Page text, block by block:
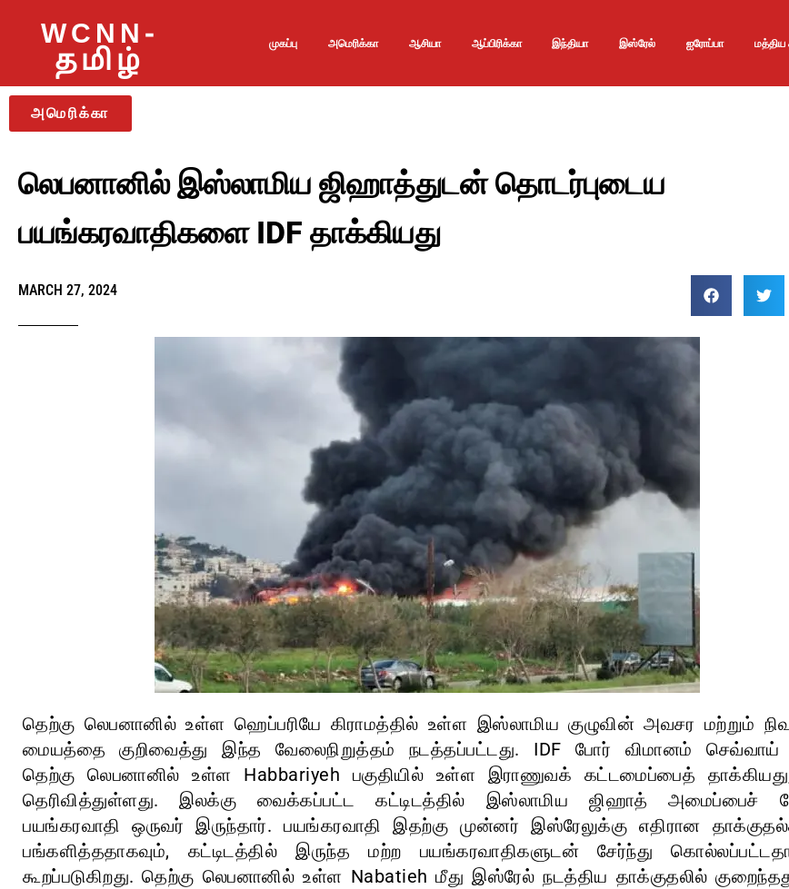
WCNN-
தமிழ்
முகப்பு அமெரிக்கா ஆசியா ஆப்பிரிக்கா இந்தியா இஸ்ரேல் ஐரோப்பா மத்திய
அமெரிக்கா
லெபனானில் இஸ்லாமிய ஜிஹாத்துடன் தொடர்புடைய
பயங்கரவாதிகளை IDF தாக்கியது
MARCH 27, 2024
தெற்கு லெபனானில் உள்ள ஹெப்பரியே கிராமத்தில் உள்ள இஸ்லாமிய குழுவின் அவசர மற்றும்
மையத்தை குறிவைத்து இந்த வேலைநிறுத்தம் நடத்தப்பட்டது. IDF போர் விமானம் செவ்வாய்
தெற்கு லெபனானில் உள்ள Habbariyeh பகுதியில் உள்ள இராணுவக் கட்டமைப்பைத்
தெரிவித்துள்ளது. இலக்கு வைக்கப்பட்ட கட்டிடத்தில் இஸ்லாமிய ஜிஹாத் அமைப்பைச்
பயங்கரவாதி ஒருவர் இருந்தார். பயங்கரவாதி இதற்கு முன்னர் இஸ்ரேலுக்கு எதிரான
பங்களித்ததாகவும், கட்டிடத்தில் இருந்த மற்ற பயங்கரவாதிகளுடன் சேர்ந்து
கூறப்படுகிறது. தெற்கு லெபனானில் உள்ள Nabatieh மீது இஸ்ரேல் நடத்திய தாக்குதலில்